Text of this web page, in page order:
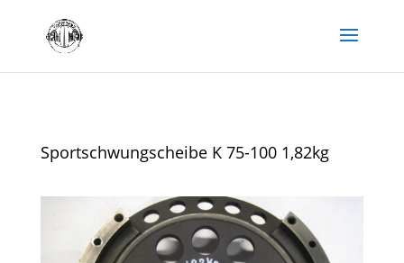
Sportschwungscheibe K 75-100 1,82kg